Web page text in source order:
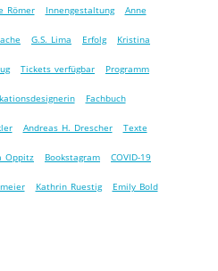
Römer Innengestaltung Anne
G.S. Lima Erfolg Kristina
Tickets verfügbar Programm
Fachbuch
Andreas H. Drescher Texte
Oppitz Bookstagram COVID-19
Kathrin Ruestig Emily Bold